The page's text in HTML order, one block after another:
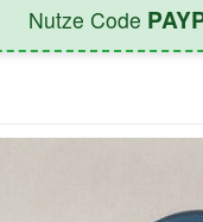
Nutze Code